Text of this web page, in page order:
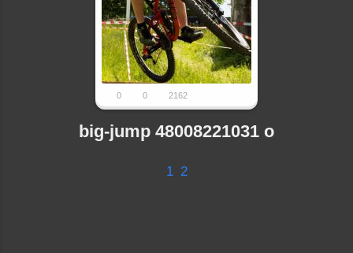
0 0 2162
big-jump 48008221031 o
1 2